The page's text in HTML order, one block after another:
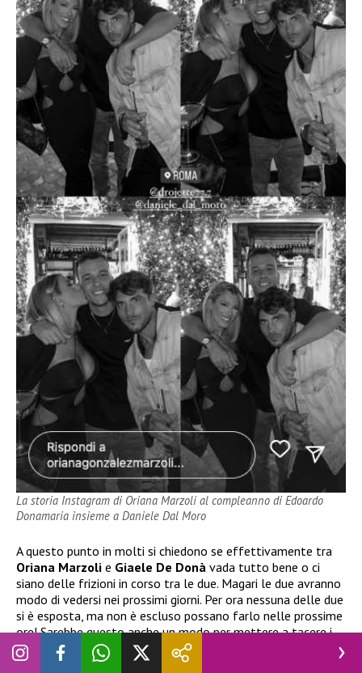
La storia Instagram di Oriana Marzoli al compleanno di Edoardo
Donamaria insieme a Daniele Dal Moro
A questo punto in molti si chiedono se effettivamente tra
Oriana Marzoli e Giaele De Donà vada tutto bene o ci
siano delle frizioni in corso tra le due. Magari le due avranno
modo di vedersi nei prossimi giorni. Per ora nessuna delle due
si è esposta, ma non è escluso possano farlo nelle prossime
ore! Sarebbe questo anche un modo per mettere a tacere i
pettegolezzi di una presunta lite tra loro. Attendiamo
notizie da parte delle dirette interessate.